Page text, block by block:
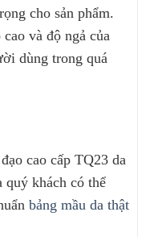
cho sản phẩm.
và độ ngả của
dùng trong quá
cao cấp TQ23 da
quý khách có thể
bảng mầu da thật